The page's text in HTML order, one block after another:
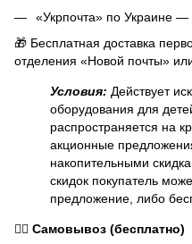
«Укрпочта» по Украине
🎁 Бесплатная доставка
отделения «Новой почты»
Условия: Действует
оборудования для
распространяется на
акционные
накопительными
скидок покупатель
предложение, либо
🏃‍♂️ Самовывоз (бесплатно)